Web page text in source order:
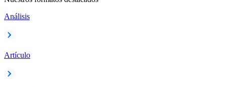
Análisis
Artículo